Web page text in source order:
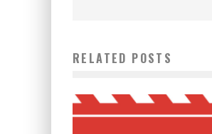
RELATED POSTS